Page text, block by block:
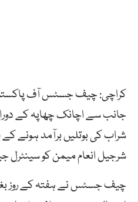
کراچی: چیف جسٹس آف
جانب سے اچانک چھاپہ کے
شراب کی بوتلیں برآمد ہونے کے
شرجیل انعام میمن کو سینٹرل
چیف جسٹس نے ہفتہ کے روز